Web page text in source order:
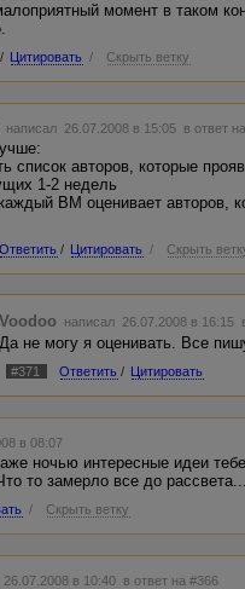
на этой неделе...
самый гениальный автор?
момент в таком
/ Цитировать / Скрыть ветку
написал 26.07.2008 в 15:05 в ответ
список авторов, которые
1-2 недель
ВМ оценивает авторов,
Ответить / Цитировать / Скрыть
Voodoo написал 26.07.2008 в 16:15
Да не могу я оценивать. Все
#371 Ответить / Цитировать
в 08:07
ночью интересные идеи
то замерло все до
/ Скрыть ветку
в 10:40 в ответ на #366